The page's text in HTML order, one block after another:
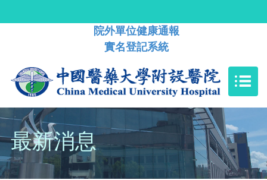
院外單位健康通報
實名登記系統
最新消息